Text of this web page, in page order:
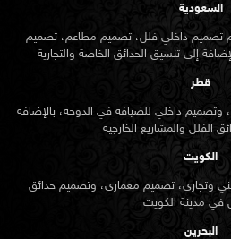
السعودية
تصميم داخلي فلل، تصميم مطاعم، تصميم
قطر
داخلي للضيافة في الدوحة، بالإضافة
الكويت
وتجاري، تصميم معماري، وتصميم حدائق
البحرين